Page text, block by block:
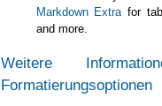
Markdown Extrafor
and more.
Weitere
Formatierungsoptionen